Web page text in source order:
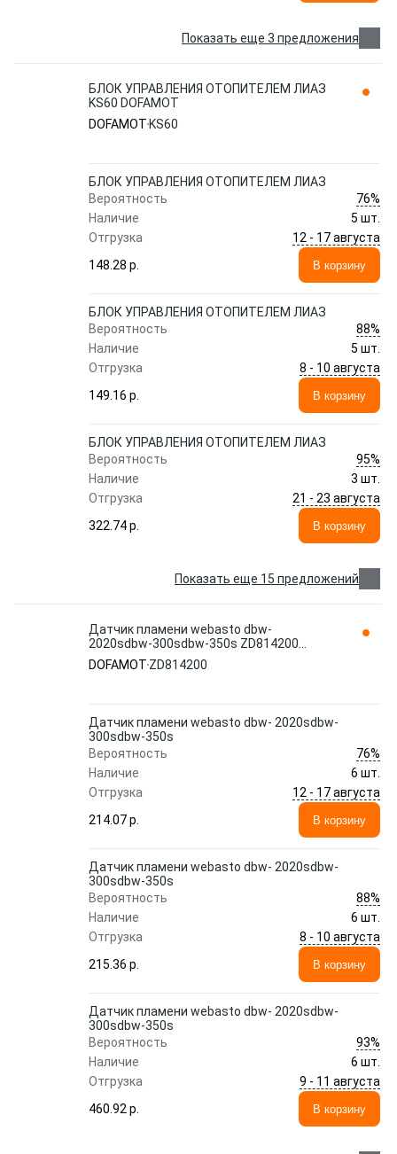
Показать еще 3 предложения
БЛОК УПРАВЛЕНИЯ ОТОПИТЕЛЕМ ЛИАЗ
KS60 DOFAMOT
DOFAMOT KS60
БЛОК УПРАВЛЕНИЯ ОТОПИТЕЛЕМ ЛИАЗ
Вероятность
76%
Наличие
5 шт.
Отгрузка
12 - 17 августа
148.28 p.
В корзину
БЛОК УПРАВЛЕНИЯ ОТОПИТЕЛЕМ ЛИАЗ
Вероятность
88%
Наличие
5 шт.
Отгрузка
8 - 10 августа
149.16 p.
В корзину
БЛОК УПРАВЛЕНИЯ ОТОПИТЕЛЕМ ЛИАЗ
Вероятность
95%
Наличие
3 шт.
Отгрузка
21 - 23 августа
322.74 p.
В корзину
Показать еще 15 предложений
Датчик пламени webasto dbw-
2020sdbw-300sdbw-350s ZD814200
DOFAMOT
DOFAMOT ZD814200
Датчик пламени webasto dbw- 2020sdbw-
300sdbw-350s
Вероятность
76%
Наличие
6 шт.
Отгрузка
12 - 17 августа
214.07 p.
В корзину
Датчик пламени webasto dbw- 2020sdbw-
300sdbw-350s
Вероятность
88%
Наличие
6 шт.
Отгрузка
8 - 10 августа
215.36 p.
В корзину
Датчик пламени webasto dbw- 2020sdbw-
300sdbw-350s
Вероятность
93%
Наличие
6 шт.
Отгрузка
9 - 11 августа
460.92 p.
В корзину